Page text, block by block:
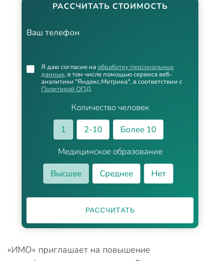
РАССЧИТАТЬ СТОИМОСТЬ
Ваш телефон
Количество человек
1
2-10
Более 10
Медицинское образование
Высшее
Среднее Нет
Я даю согласие на обработку персональных
данных, в том числе помощью сервиса веб-
аналитики "Яндекс.Метрика", в соответствии с
Политикой ОПД
РАССЧИТАТЬ
«ИМО» приглашает на повышение